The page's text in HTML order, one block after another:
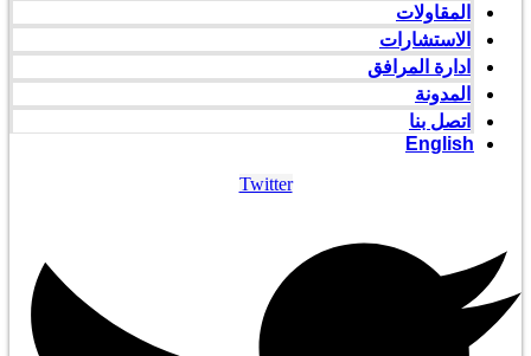
المقاولات
الاستشارات
ادارة المرافق
المدونة
اتصل بنا
English
Twitter